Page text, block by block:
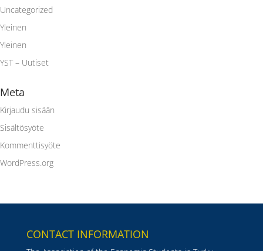
Uncategorized
Yleinen
Yleinen
YST – Uutiset
Meta
Kirjaudu sisään
Sisältösyöte
Kommenttisyöte
WordPress.org
CONTACT INFORMATION